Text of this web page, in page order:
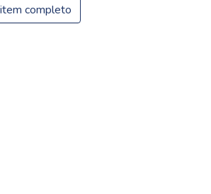
completo